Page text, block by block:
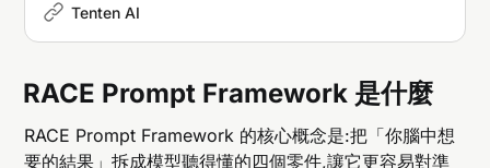
潛能。Tenten AI
RACE Prompt Framework 是什麼
RACE Prompt Framework 的核心概念是:把「你腦中想
要的結果」拆成模型聽得懂的四個零件,讓它更容易對準